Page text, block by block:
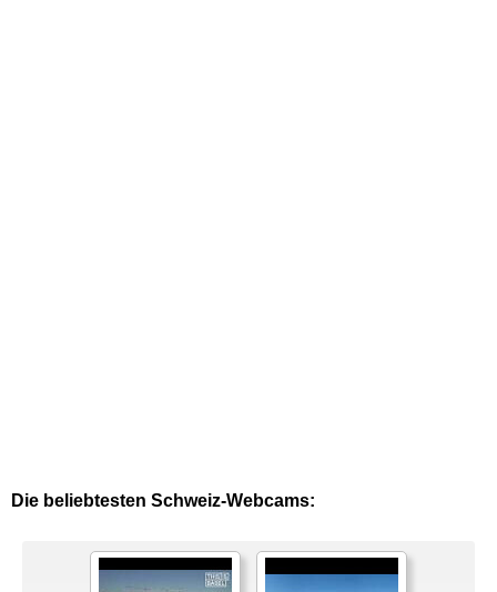
Die beliebtesten Schweiz-Webcams: